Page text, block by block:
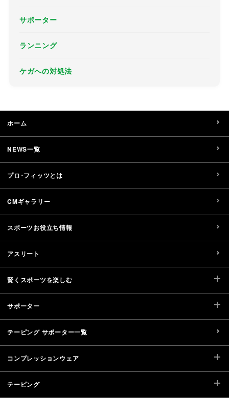
サポーター
ランニング
ケガへの対処法
ホーム
NEWS一覧
プロ･フィッツとは
CMギャラリー
スポーツお役立ち情報
アスリート
賢くスポーツを楽しむ
サポーター
テーピング サポーター一覧
コンプレッションウェア
テーピング